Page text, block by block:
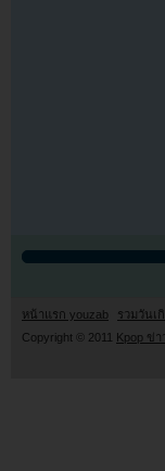
หน้าแรก youzab รวมวันเ
Copyright © 2011
Kpop ข่